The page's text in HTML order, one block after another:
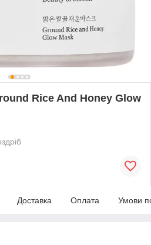
Rice And Honey Glow
Доставка Оплата Умови